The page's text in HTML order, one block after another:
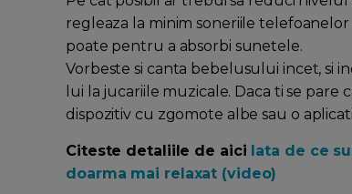
regleaza la minim soneriile
poate pentru a absorbi sunetele.
Vorbeste si canta bebelusului incet, si
lui la jucariile muzicale. Daca ti se
dispozitiv cu zgomote albe sau o
Citeste detaliile de aici Iata de ce
doarma mai relaxat (video)